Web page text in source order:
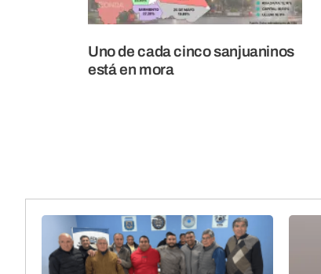
Uno de cada cinco sanjuaninos
está en mora